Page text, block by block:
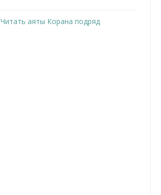
Читать аяты Корана подряд